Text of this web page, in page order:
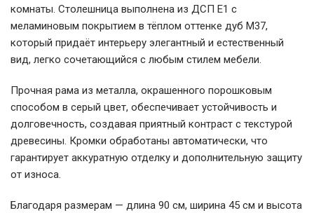
комнаты. Столешница выполнена из ДСП E1 с
меламиновым покрытием в тёплом оттенке дуб M37,
который придаёт интерьеру элегантный и естественный
вид, легко сочетающийся с любым стилем мебели.
Прочная рама из металла, окрашенного порошковым
способом в серый цвет, обеспечивает устойчивость и
долговечность, создавая приятный контраст с текстурой
древесины. Кромки обработаны автоматически, что
гарантирует аккуратную отделку и дополнительную защиту
от износа.
Благодаря размерам — длина 90 см, ширина 45 см и высота